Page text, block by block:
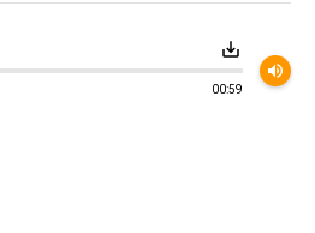
save_alt
00:59
volume_up